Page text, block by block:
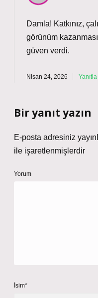
Damla! Katkınız,
görünüm
güven verdi.
Nisan 24, 2026 Yanıtla
Bir yanıt yazın
E-posta adresiniz
ile işaretlenmişlerdir
Yorum
İsim*